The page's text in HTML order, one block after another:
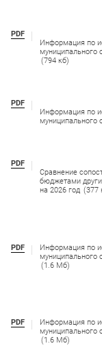
PDF
Информация по
муниципального
(794 кб)
PDF
Информация по
муниципального
PDF
Сравнение
бюджетами
на 2026 год (377
PDF
Информация по
муниципального
(1.6 Мб)
PDF
Информация по
муниципального
(1.6 Мб)